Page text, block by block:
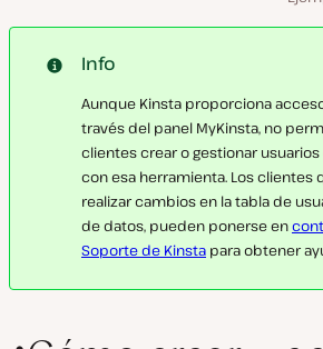
Info
Aunque Kinsta proporciona
través del panel MyKinsta, no
clientes crear o gestionar
con esa herramienta. Los clientes
realizar cambios en la tabla de
de datos, pueden ponerse en
Soporte de Kinsta para obtener